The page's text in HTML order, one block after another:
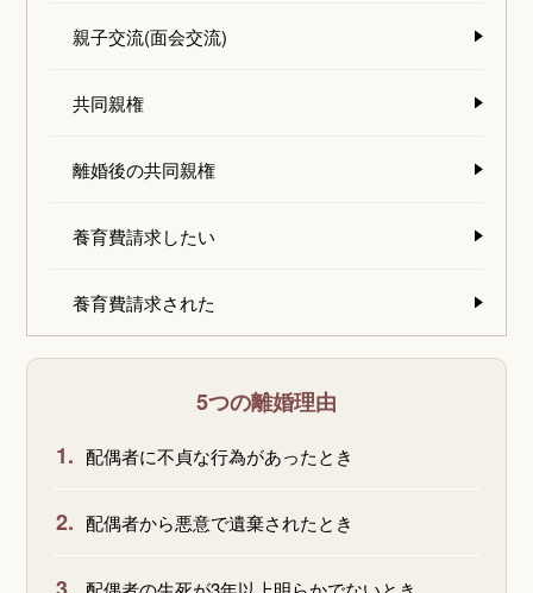
親子交流(面会交流)
共同親権
離婚後の共同親権
養育費請求したい
養育費請求された
5つの離婚理由
1. 配偶者に不貞な行為があったとき
2. 配偶者から悪意で遺棄されたとき